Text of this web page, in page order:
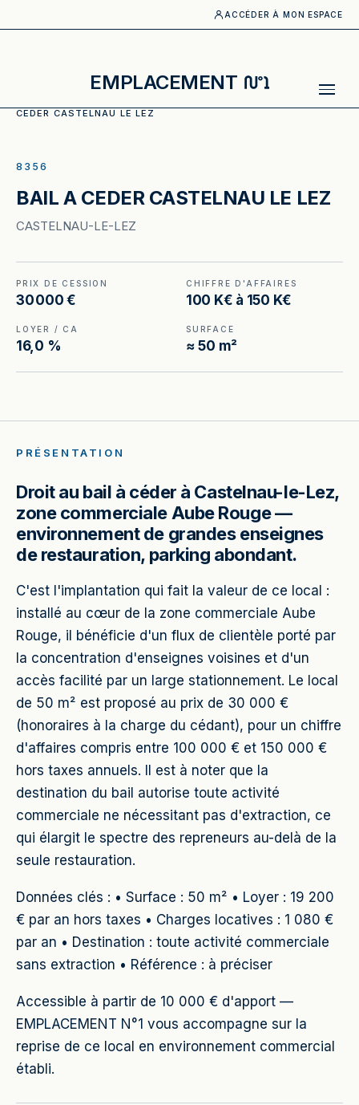
ACCÉDER À MON ESPACE
EMPLACEMENT N°1
CEDER CASTELNAU LE LEZ
8356
BAIL A CEDER CASTELNAU LE LEZ
CASTELNAU-LE-LEZ
PRIX DE CESSION
30 000 €
CHIFFRE D'AFFAIRES
100 K€ à 150 K€
LOYER / CA
16,0 %
SURFACE
≈ 50 m²
PRÉSENTATION
Droit au bail à céder à Castelnau-le-Lez,
zone commerciale Aube Rouge —
environnement de grandes enseignes
de restauration, parking abondant.
C'est l'implantation qui fait la valeur de ce local :
installé au cœur de la zone commerciale Aube
Rouge, il bénéficie d'un flux de clientèle porté par
la concentration d'enseignes voisines et d'un
accès facilité par un large stationnement. Le local
de 50 m² est proposé au prix de 30 000 €
(honoraires à la charge du cédant), pour un chiffre
d'affaires compris entre 100 000 € et 150 000 €
hors taxes annuels. Il est à noter que la
destination du bail autorise toute activité
commerciale ne nécessitant pas d'extraction, ce
qui élargit le spectre des repreneurs au-delà de la
seule restauration.
Données clés : • Surface : 50 m² • Loyer : 19 200
€ par an hors taxes • Charges locatives : 1 080 €
par an • Destination : toute activité commerciale
sans extraction • Référence : à préciser
Accessible à partir de 10 000 € d'apport —
EMPLACEMENT N°1 vous accompagne sur la
reprise de ce local en environnement commercial
établi.